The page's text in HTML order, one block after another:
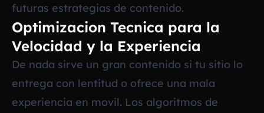
futuras estrategias de contenido.
Optimizacion Tecnica para la
Velocidad y la Experiencia
De nada sirve un gran contenido si tu sitio lo
entrega con lentitud o ofrece una mala
experiencia en movil. Los algoritmos de